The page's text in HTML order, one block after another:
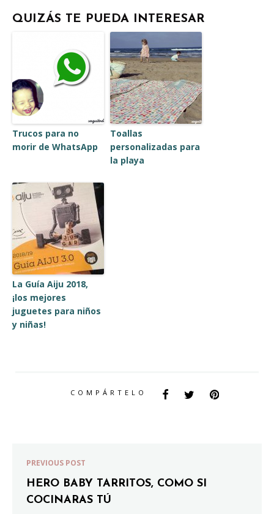
QUIZÁS TE PUEDA INTERESAR
Trucos para no
morir de WhatsApp
Toallas
personalizadas para
la playa
La Guía Aiju 2018,
¡los mejores
juguetes para niños
y niñas!
COMPÁRTELO
PREVIOUS POST
HERO BABY TARRITOS, COMO SI
COCINARAS TÚ